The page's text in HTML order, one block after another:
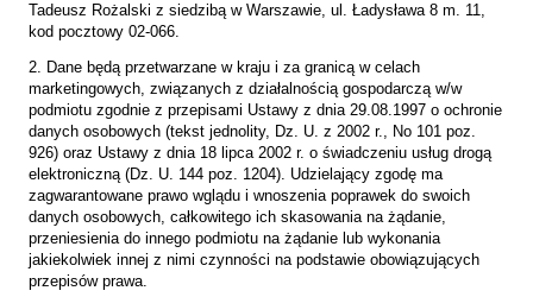
Tadeusz Rożalski z siedzibą w Warszawie, ul. Ładysława 8 m. 11,
kod pocztowy 02-066.
2. Dane będą przetwarzane w kraju i za granicą w celach
marketingowych, związanych z działalnością gospodarczą w/w
podmiotu zgodnie z przepisami Ustawy z dnia 29.08.1997 o ochronie
danych osobowych (tekst jednolity, Dz. U. z 2002 r., No 101 poz.
926) oraz Ustawy z dnia 18 lipca 2002 r. o świadczeniu usług drogą
elektroniczną (Dz. U. 144 poz. 1204). Udzielający zgodę ma
zagwarantowane prawo wglądu i wnoszenia poprawek do swoich
danych osobowych, całkowitego ich skasowania na żądanie,
przeniesienia do innego podmiotu na żądanie lub wykonania
jakiekolwiek innej z nimi czynności na podstawie obowiązujących
przepisów prawa.